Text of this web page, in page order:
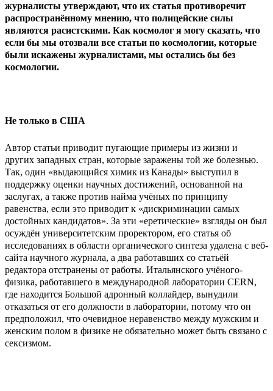
журналисты утверждают, что их статья противоречит
распространённому мнению, что полицейские силы
являются расистскими. Как космолог я могу сказать, что
если бы мы отозвали все статьи по космологии, которые
были искажены журналистами, мы остались бы без
космологии.
Не только в США
Автор статьи приводит пугающие примеры из жизни и
других западных стран, которые заражены той же болезнью.
Так, один «выдающийся химик из Канады» выступил в
поддержку оценки научных достижений, основанной на
заслугах, а также против найма учёных по принципу
равенства, если это приводит к «дискриминации самых
достойных кандидатов». За эти «еретические» взгляды он был
осуждён университетским проректором, его статья об
исследованиях в области органического синтеза удалена с веб-
сайта научного журнала, а два работавших со статьёй
редактора отстранены от работы. Итальянского учёного-
физика, работавшего в международной лаборатории CERN,
где находится Большой адронный коллайдер, вынудили
отказаться от его должности в лаборатории, потому что он
предположил, что очевидное неравенство между мужским и
женским полом в физике не обязательно может быть связано с
сексизмом.